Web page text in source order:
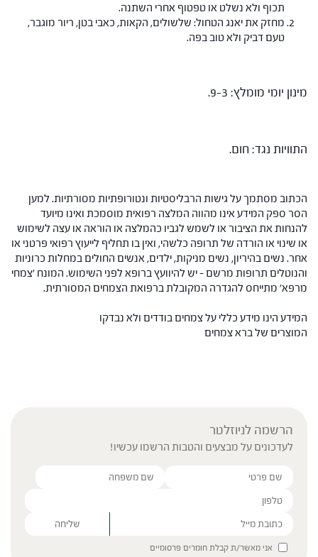
תכוף ולא נשלט או טפטוף אחרי השתנה.
מחזק את יאנג הטחול: שלשולים, הקאות, כאבי בטן, ריור מוגבר,
טעם דביק ולא טוב בפה.
מינון יומי מומלץ: 9-3.
התוויות נגד: חום.
הכתוב מסתמך על גישות הרבליסטיות ונטורופתיות מסורתיות. למען
הסר ספק המידע אינו מהווה המלצה רפואית מוסמכת ואינו מיועד
להנחות את הציבור או לשמש לגביו כהמלצה או הוראה או עצה לשימוש
או שינוי או הורדה של תרופה כלשהי, ואין בו תחליף לייעוץ רפואי פרטני או
אחר. נשים בהיריון, נשים מניקות, ילדים, אנשים החולים במחלות כרוניות
והנוטלים תרופות מרשם – יש להיוועץ ברופא לפני השימוש. המונח 'צמחי
מרפא' מתייחס להגדרה המקובלת ברפואת הצמחים המסורתית.
המידע הינו מידע כללי על צמחים בודדים ולא נבדקו
המוצרים של ברא צמחים
הרשמה לניוזלטר
לעדכונים על מבצעים והטבות הרשמו עכשיו!
Please leave this field empty.
אני מאשר/ת קבלת חומרים פרסומיים